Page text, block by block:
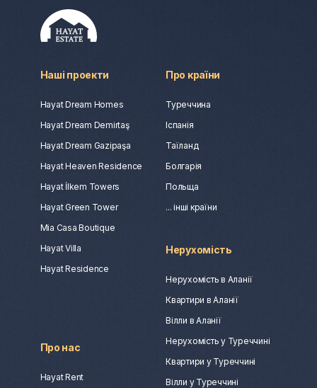
Наші проекти
Hayat Dream Homes
Hayat Dream Demirtaş
Hayat Dream Gazipaşa
Hayat Heaven Residence
Hayat İlkem Towers
Hayat Green Tower
Mia Casa Boutique
Hayat Villa
Hayat Residence
Про країни
Туреччина
Іспанія
Таїланд
Болгарія
Польща
... інші країни
Про нас
Hayat Rent
Нерухомість
Нерухомість в Аланії
Квартири в Аланії
Вілли в Аланії
Нерухомість у Туреччині
Квартири у Туреччині
Вілли у Туреччині